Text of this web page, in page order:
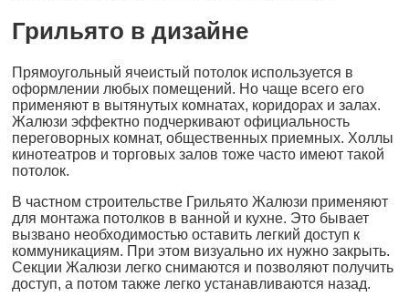
Грильято в дизайне
Прямоугольный ячеистый потолок используется в
оформлении любых помещений. Но чаще всего его
применяют в вытянутых комнатах, коридорах и залах.
Жалюзи эффектно подчеркивают официальность
переговорных комнат, общественных приемных. Холлы
кинотеатров и торговых залов тоже часто имеют такой
потолок.
В частном строительстве Грильято Жалюзи применяют
для монтажа потолков в ванной и кухне. Это бывает
вызвано необходимостью оставить легкий доступ к
коммуникациям. При этом визуально их нужно закрыть.
Секции Жалюзи легко снимаются и позволяют получить
доступ, а потом также легко устанавливаются назад.